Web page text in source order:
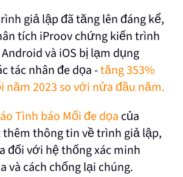
giả lập đã tăng lên đáng kể,
tích iProov chứng kiến trình
và iOS bị lạm dụng
tác nhân đe dọa -tăng 353%
năm 2023 so với nửa đầu năm.
Tình báo Mối đe dọa của
thông tin về trình giả lập,
đối với hệ thống xác minh
và cách chống lại chúng.